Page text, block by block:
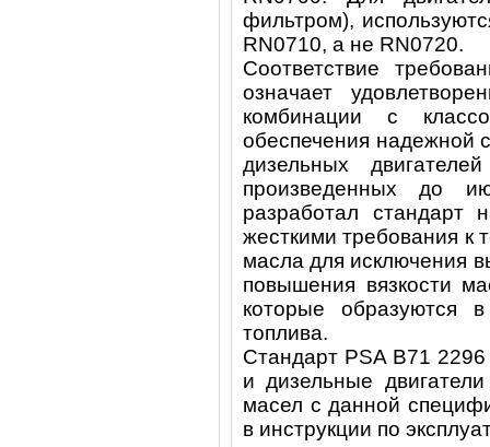
фильтром),
RN0710, а не RN0720.
Соответствие
означает
комбинации с
обеспечения надежной
дизельных
произведенных до
разработал
жесткими требования к
масла для исключения
повышения вязкости
которые образуются
топлива.
Стандарт PSA B71
и дизельные
масел с данной
в инструкции по